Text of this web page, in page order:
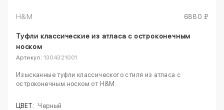
H&M 6880 ₽
Туфли классические из атласа с остроконечным
носком
Артикул: 1304321001
Изысканные туфли классического стиля из атласа с
остроконечным носком от H&M.
ЦВЕТ: Черный